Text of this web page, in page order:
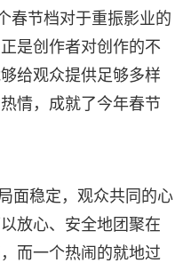
春节档对于重振影业的
是创作者对创作的不
给观众提供足够多样
情，成就了今年春节
面稳定，观众共同的心
放心、安全地团聚在
而一个热闹的就地过